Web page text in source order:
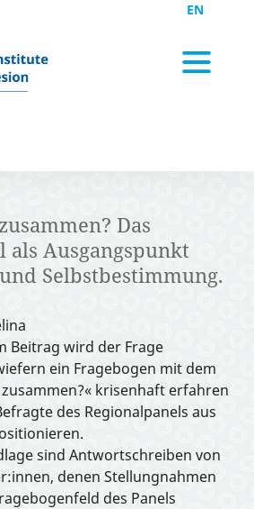
EN
Das
als Ausgangspunkt
Selbstbestimmung.
Beitrag wird der Frage
ein Fragebogen mit dem
krisenhaft erfahren
des Regionalpanels aus
sind Antwortschreiben von
denen Stellungnahmen
des Panels